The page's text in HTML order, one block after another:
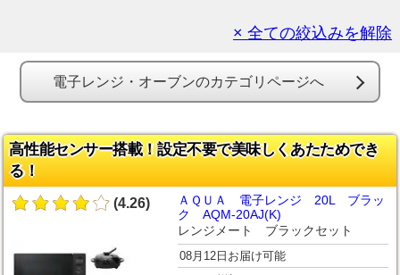
× 全ての絞込みを解除
電子レンジ・オーブンのカテゴリページへ
高性能センサー搭載！設定不要で美味しくあたためでき
る！
(4.26)
ＡＱＵＡ 電子レンジ 20L ブラッ
ク AQM-20AJ(K)
レンジメート ブラックセット
08月12日お届け可能